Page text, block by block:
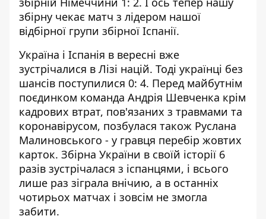
збірну чекає матч з лідером нашої
відбірної групи збірної Іспанії.
Україна і Іспанія в вересні вже
зустрічалися в Лізі націй. Тоді українці без
шансів поступилися 0: 4. Перед майбутнім
поєдинком команда Андрія Шевченка крім
кадрових втрат, пов'язаних з травмами та
коронавірусом, позбулася також Руслана
Малиновського - у гравця перебір жовтих
карток. Збірна України в своїй історії 6
разів зустрічалася з іспанцями, і всього
лише раз зіграла внічию, а в останніх
чотирьох матчах і зовсім не змогла
забити.